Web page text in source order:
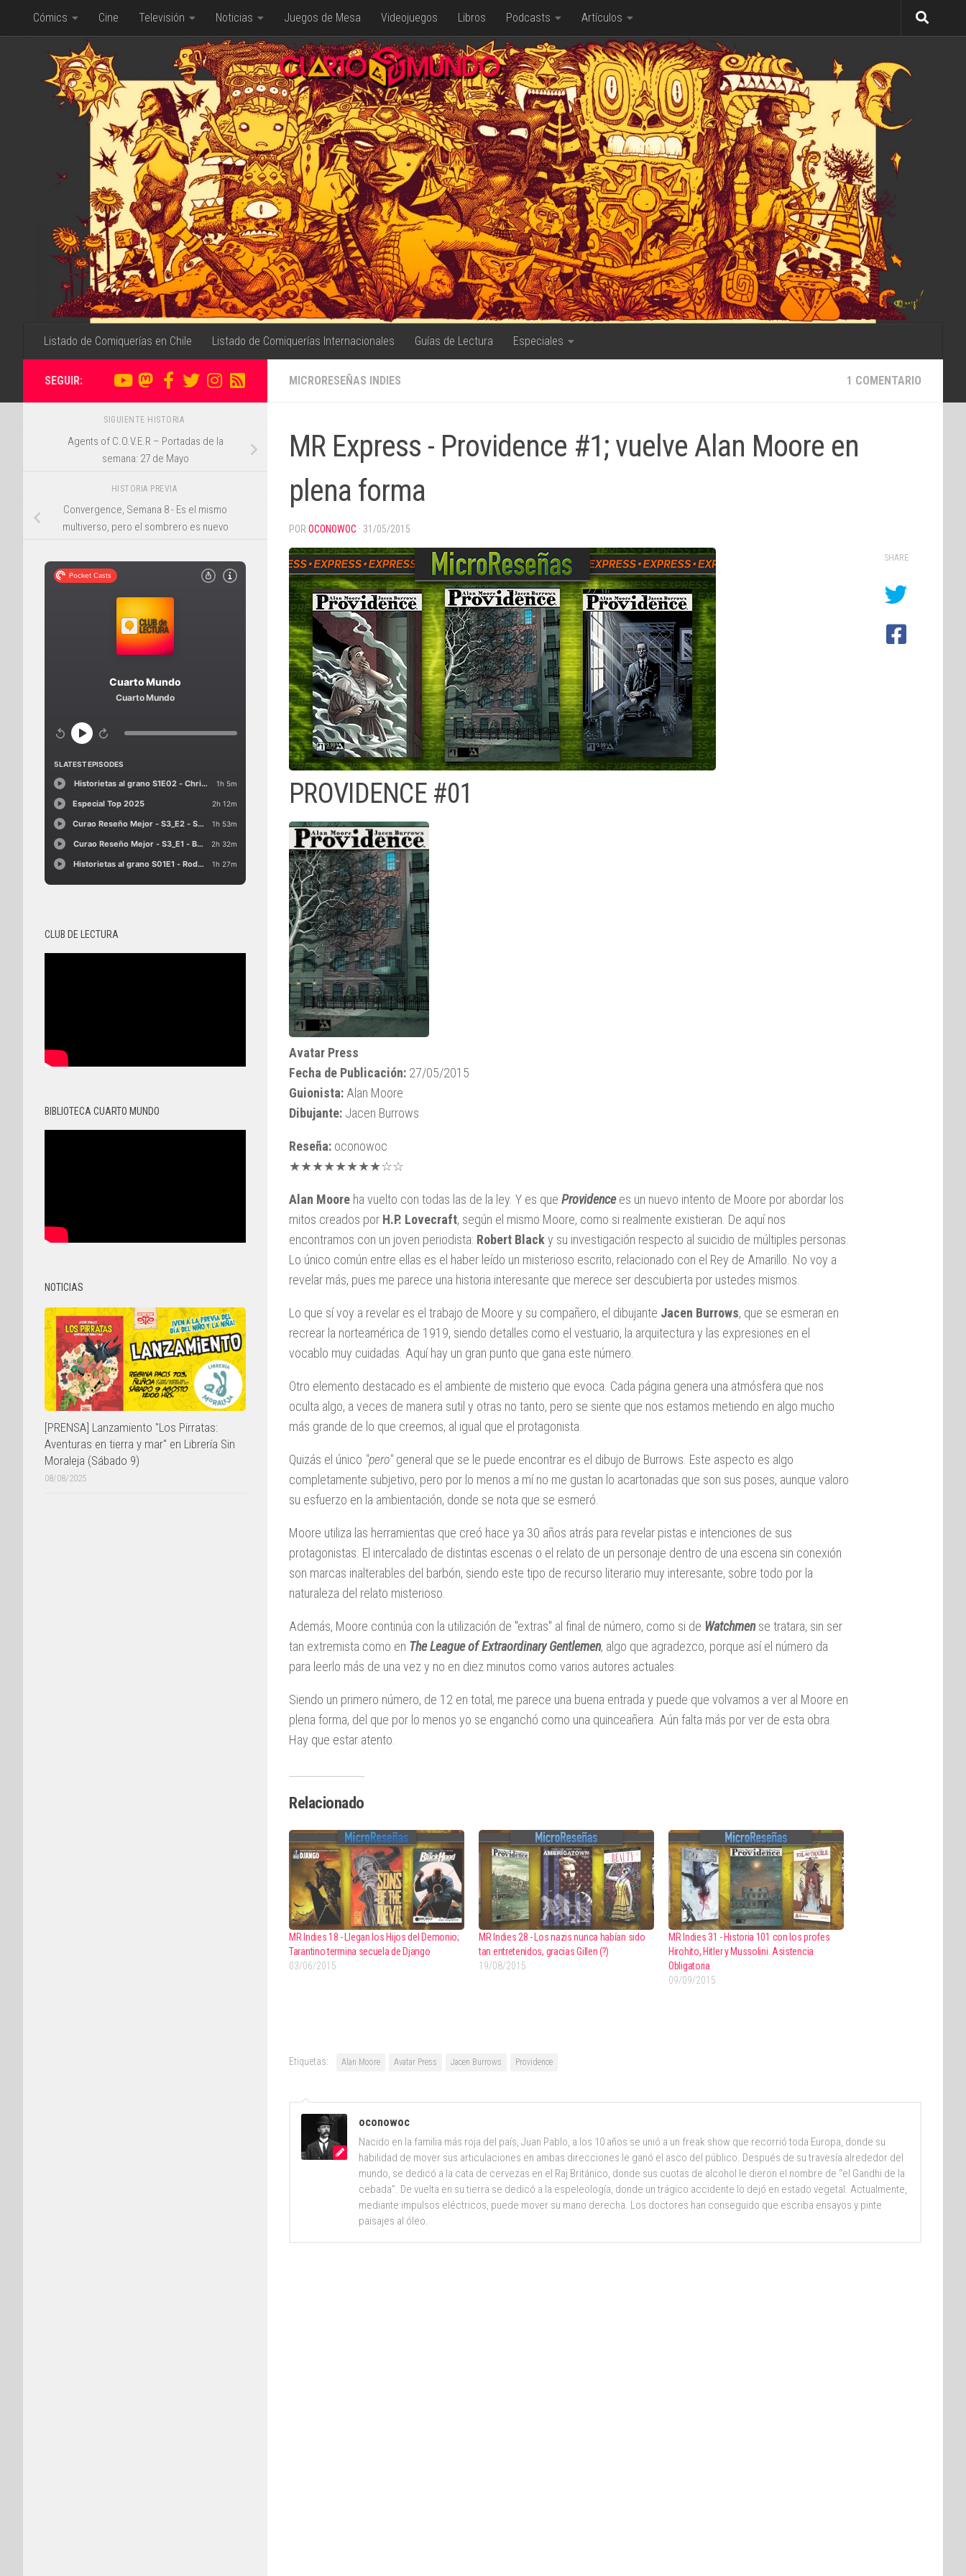
Saltar al contenido
Cómics Cine Televisión Noticias Juegos de Mesa Videojuegos Libros Podcasts Artículos
Listado de Comiquerías en Chile Listado de Comiquerías Internacionales Guías de Lectura Especiales
MICRORESEÑAS INDIES 1 COMENTARIO
MR Express - Providence #1; vuelve Alan Moore en
plena forma
POR OCONOWOC · 31/05/2015
PROVIDENCE #01
Avatar Press
Fecha de Publicación: 27/05/2015
Guionista: Alan Moore
Dibujante: Jacen Burrows
Reseña: oconowoc
★★★★★★★★☆☆
Alan Moore ha vuelto con todas las de la ley. Y es que Providencees un nuevo intento de Moore por abordar los
mitos creados por H.P. Lovecraft, según el mismo Moore, como si realmente existieran. De aquí nos
encontramos con un joven periodista: Robert Blacky su investigación respecto al suicidio de múltiples personas.
Lo único común entre ellas es el haber leído un misterioso escrito, relacionado con el Rey de Amarillo. No voy a
revelar más, pues me parece una historia interesante que merece ser descubierta por ustedes mismos.
Lo que sí voy a revelar es el trabajo de Moore y su compañero, el dibujante Jacen Burrows, que se esmeran en
recrear la norteamérica de 1919, siendo detalles como el vestuario, la arquitectura y las expresiones en el
vocablo muy cuidadas. Aquí hay un gran punto que gana este número.
Otro elemento destacado es el ambiente de misterio que evoca. Cada página genera una atmósfera que nos
oculta algo, a veces de manera sutil y otras no tanto, pero se siente que nos estamos metiendo en algo mucho
más grande de lo que creemos, al igual que el protagonista.
Quizás el único "pero"general que se le puede encontrar es el dibujo de Burrows. Este aspecto es algo
completamente subjetivo, pero por lo menos a mí no me gustan lo acartonadas que son sus poses, aunque valoro
su esfuerzo en la ambientación, donde se nota que se esmeró.
Moore utiliza las herramientas que creó hace ya 30 años atrás para revelar pistas e intenciones de sus
protagonistas. El intercalado de distintas escenas o el relato de un personaje dentro de una escena sin conexión
son marcas inalterables del barbón, siendo este tipo de recurso literario muy interesante, sobre todo por la
naturaleza del relato misterioso.
Además, Moore continúa con la utilización de "extras" al final de número, como si de Watchmense tratara, sin ser
tan extremista como en The League of Extraordinary Gentlemen, algo que agradezco, porque así el número da
para leerlo más de una vez y no en diez minutos como varios autores actuales.
Siendo un primero número, de 12 en total, me parece una buena entrada y puede que volvamos a ver al Moore en
plena forma, del que por lo menos yo se enganchó como una quinceañera. Aún falta más por ver de esta obra.
Hay que estar atento.
Relacionado
MR Indies 18 - Llegan los Hijos del Demonio;
Tarantino termina secuela de Django
03/06/2015
MR Indies 28 - Los nazis nunca habían sido
tan entretenidos, gracias Gillen (?)
19/08/2015
MR Indies 31 - Historia 101 con los profes
Hirohito, Hitler y Mussolini. Asistencia
Obligatoria
09/09/2015
SHARE
Etiquetas: Alan Moore Avatar Press Jacen Burrows Providence
oconowoc
Nacido en la familia más roja del país, Juan Pablo, a los 10 años se unió a un freak show que recorrió toda Europa, donde su
habilidad de mover sus articulaciones en ambas direcciones le ganó el asco del público. Después de su travesía alrededor del
mundo, se dedicó a la cata de cervezas en el Raj Británico, donde sus cuotas de alcohol le dieron el nombre de “el Gandhi de la
cebada”. De vuelta en su tierra se dedicó a la espeleología, donde un trágico accidente lo dejó en estado vegetal. Actualmente,
mediante impulsos eléctricos, puede mover su mano derecha. Los doctores han conseguido que escriba ensayos y pinte
paisajes al óleo.
SEGUIR:
SIGUIENTE HISTORIA
Agents of C.O.V.E.R – Portadas de la
semana: 27 de Mayo
HISTORIA PREVIA
Convergence, Semana 8 - Es el mismo
multiverso, pero el sombrero es nuevo
CLUB DE LECTURA
BIBLIOTECA CUARTO MUNDO
NOTICIAS
[PRENSA] Lanzamiento "Los Pirratas:
Aventuras en tierra y mar" en Librería Sin
Moraleja (Sábado 9)
08/08/2025